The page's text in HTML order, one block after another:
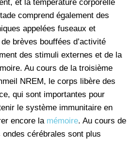
et la température corporelle
comprend également des
appelées fuseaux et
brèves bouffées d’activité
des stimuli externes et de la
Au cours de la troisième
NREM, le corps libère des
qui sont importantes pour
le système immunitaire en
encore la mémoire. Au cours de
cérébrales sont plus